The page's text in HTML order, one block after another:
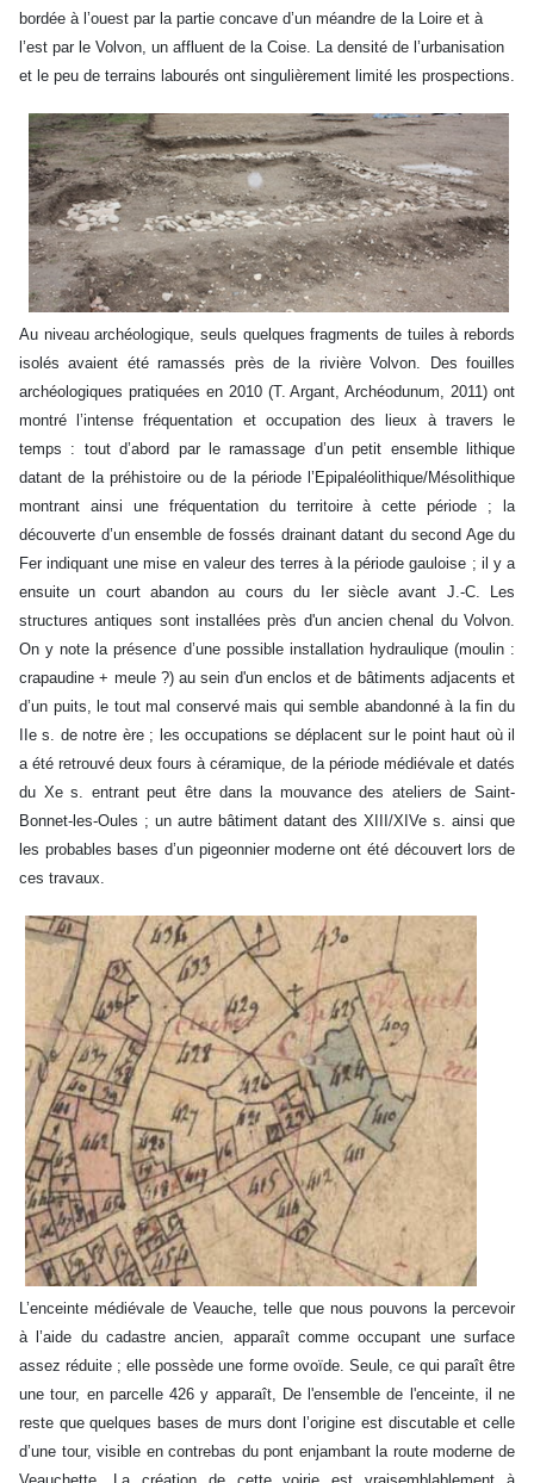
bordée à l’ouest par la partie concave d’un méandre de la Loire et à
l’est par le Volvon, un affluent de la Coise. La densité de l’urbanisation
et le peu de terrains labourés ont singulièrement limité les prospections.
Au niveau archéologique, seuls quelques fragments de tuiles à rebords
isolés avaient été ramassés près de la rivière Volvon. Des fouilles
archéologiques pratiquées en 2010 (T. Argant, Archéodunum, 2011) ont
montré l’intense fréquentation et occupation des lieux à travers le
temps : tout d’abord par l e ramassage d’un petit ensemble lithique
datant de la préhistoire ou de la période l’Epipaléolithique/Mésolithique
montrant ainsi une fréquentation du territoire à cette période ; la
découverte d’un ensemble de fossés drainant datant du second Age du
Fer indiquant une mise en valeur des terres à la période gauloise ; il y a
ensuite un court abandon au cours du Ier siècle avant J.-C. Les
structures antiques sont installées près d'un ancien chenal du Volvon.
On y note la présence d’une possible installation hydraulique (moulin :
crapaudine + meule ?) au sein d'un enclos et de bâtiments adjacents et
d’un puits, le tout mal conservé mais qui semble abandonné à la fin du
IIe s. de notre ère ; les occupations se déplacent sur le point haut où il
a été retrouvé deux fours à céramique, de la période médiévale et datés
du Xe s. entrant peut être dans la mouvance des ateliers de Saint-
Bonnet-les-Oules ; un autre bâtiment datant des XIII/XIVe s. ainsi que
les probables bases d’un pigeonnier moderne ont été découvert lors de
ces travaux.
L’enceinte médiévale de Veauche, telle que nous pouvons la percevoir
à l’aide du cadastre ancien, apparaît comme occupant une surface
assez réduite ; elle possède une forme ovoïde. Seule, ce qui paraît être
une tour, en parcelle 426 y apparaît, De l'ensemble de l'enceinte, il ne
reste que quelques bases de murs dont l’origine est discutable et celle
d’une tour, visible en contrebas du pont enjambant la route moderne de